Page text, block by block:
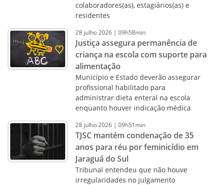
colaboradores(as), estagiários(as) e
residentes
28 julho2026 | 09h58min
Justiça assegura permanência de
criança na escola com suporte para
alimentação
Município e Estado deverão assegurar
profissional habilitado para
administrar dieta enteral na escola
enquanto houver indicação médica
28 julho2026 | 09h51min
TJSC mantém condenação de 35
anos para réu por feminicídio em
Jaraguá do Sul
Tribunal entendeu que não houve
irregularidades no julgamento